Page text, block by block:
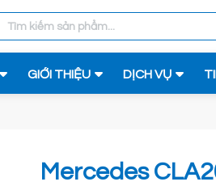
GIỚI THIỆU DỊCH VỤ
Mercedes